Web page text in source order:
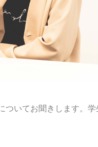
いてお聞きします。学